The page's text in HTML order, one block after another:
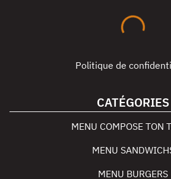
Politique de
CATÉGORIES
MENU COMPOSE TON
MENU
MENU BURGERS